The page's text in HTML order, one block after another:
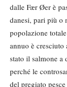
dalle Fær Øer è
danesi, pari più o
popolazione
annuo è
stato il salmone a
perché le
del pregiato